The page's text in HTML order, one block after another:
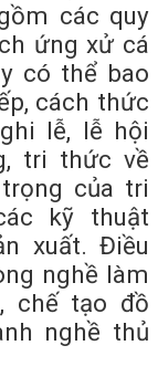
các quy
ứng xử cá
có thể bao
cách thức
lễ, lễ hội
tri thức về
của tri
kỹ thuật
xuất. Điều
nghề làm
chế tạo đồ
nghề thủ